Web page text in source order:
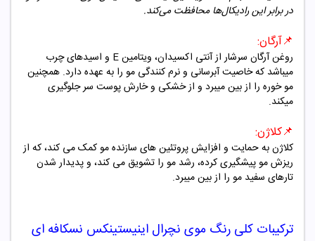
در برابر این رادیکال‌ها محافظت می‌کند.
📌آرگان:
روغن آرگان سرشار از آنتی اکسیدان، ویتامینE و اسیدهای چرب
میباشد که خاصیت آبرسانی و نرم کنندگی مو را به عهده دارد. همچنین
مو خوره را از بین میبرد و از خشکی و خارش پوست سر جلوگیری
میکند.
📌کلاژن:
کلاژن به حمایت و افزایش پروتئین های سازنده مو کمک می کند، که از
ریزش مو پیشگیری کرده، رشد مو را تشویق می کند، و پدیدار شدن
تارهای سفید مو را از بین میبرد.
ترکیبات کلی رنگ موی نچرال اینیستینکس نسکافه ای